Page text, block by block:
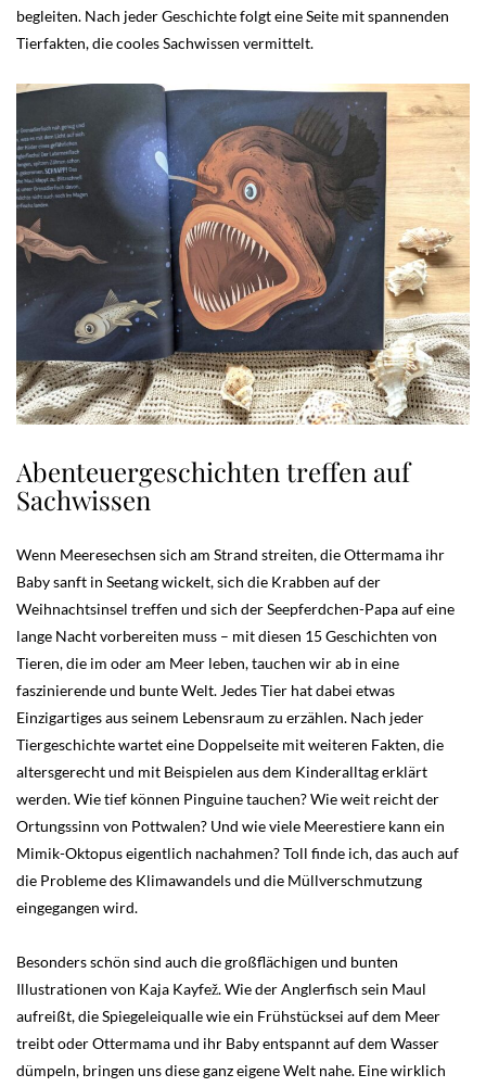
begleiten. Nach jeder Geschichte folgt eine Seite mit spannenden
Tierfakten, die cooles Sachwissen vermittelt.
Abenteuergeschichten treffen auf
Sachwissen
Wenn Meeresechsen sich am Strand streiten, die Ottermama ihr
Baby sanft in Seetang wickelt, sich die Krabben auf der
Weihnachtsinsel treffen und sich der Seepferdchen-Papa auf eine
lange Nacht vorbereiten muss – mit diesen 15 Geschichten von
Tieren, die im oder am Meer leben, tauchen wir ab in eine
faszinierende und bunte Welt. Jedes Tier hat dabei etwas
Einzigartiges aus seinem Lebensraum zu erzählen. Nach jeder
Tiergeschichte wartet eine Doppelseite mit weiteren Fakten, die
altersgerecht und mit Beispielen aus dem Kinderalltag erklärt
werden. Wie tief können Pinguine tauchen? Wie weit reicht der
Ortungssinn von Pottwalen? Und wie viele Meerestiere kann ein
Mimik-Oktopus eigentlich nachahmen? Toll finde ich, das auch auf
die Probleme des Klimawandels und die Müllverschmutzung
eingegangen wird.
Besonders schön sind auch die großflächigen und bunten
Illustrationen von Kaja Kayfež. Wie der Anglerfisch sein Maul
aufreißt, die Spiegeleiqualle wie ein Frühstücksei auf dem Meer
treibt oder Ottermama und ihr Baby entspannt auf dem Wasser
dümpeln, bringen uns diese ganz eigene Welt nahe. Eine wirklich